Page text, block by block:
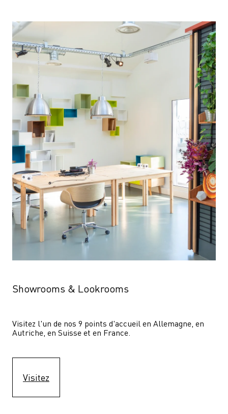
Showrooms & Lookrooms
Visitez l'un de nos 9 points d'accueil en Allemagne, en
Autriche, en Suisse et en France.
Visitez